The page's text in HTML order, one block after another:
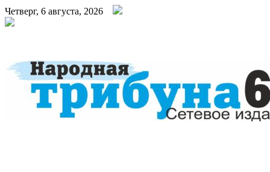
Четверг, 6 августа, 2026